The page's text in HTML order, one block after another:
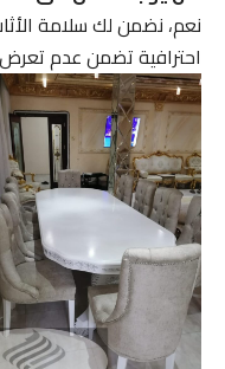
نعم، نضمن لك سلامة
احترافية تضمن عدم تعرض